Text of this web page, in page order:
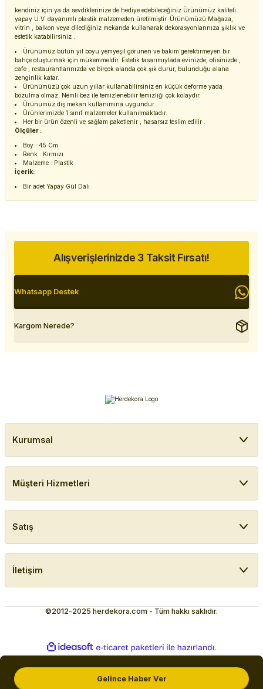
kendiniz için ya da sevdiklerinize de hediye edebileceğiniz Ürünümüz kaliteli
yapay U.V. dayanımlı plastik malzemeden üretilmiştir. Ürünümüzü Mağaza,
vitrin , balkon veya dilediğiniz mekanda kullanarak dekorasyonlarınıza şıklık ve
estetik katabilirsiniz .
Ürünümüz bütün yıl boyu yemyeşil görünen ve bakım gerektirmeyen bir
bahçe oluşturmak için mükemmeldir. Estetik tasarımıylada evinizde, ofisinizde ,
cafe , restaurantlarınızda ve birçok alanda çok şık durur, bulunduğu alana
zenginlik katar.
Ürünümüzü çok uzun yıllar kullanabilirsiniz en küçük deforme yada
bozulma olmaz. Nemli bez ile temizlenebilir temizliği çok kolaydır.
Ürünümüz dış mekan kullanımına uygundur .
Ürünlerimizde 1.sınıf malzemeler kullanılmaktadır.
Her bir ürün özenli ve sağlam paketlenir , hasarsız teslim edilir .
Ölçüler :
Boy : 45 Cm
Renk : Kırmızı
Malzeme : Plastik
İçerik:
Bir adet Yapay Gül Dalı
Gelince Haber Ver
Alışverişlerinizde 3 Taksit Fırsatı!
Whatsapp Destek
Kargom Nerede?
Kurumsal
Müşteri Hizmetleri
Satış
İletişim
©2012-2025 herdekora.com - Tüm hakkı saklıdır.
ideasoft
e-
ticaret
hazırlandı.